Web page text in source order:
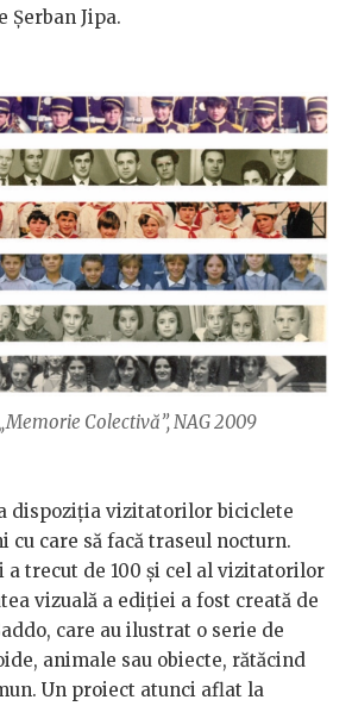
Șerban Jipa.
Colectivă”, NAG 2009
dispoziția vizitatorilor biciclete
cu care să facă traseul nocturn.
a trecut de 100 și cel al vizitatorilor
vizuală a ediției a fost creată de
care au ilustrat o serie de
animale sau obiecte, rătăcind
Un proiect atunci aflat la